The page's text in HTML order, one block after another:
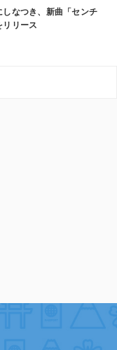
なつき、新曲「センチ
リリース